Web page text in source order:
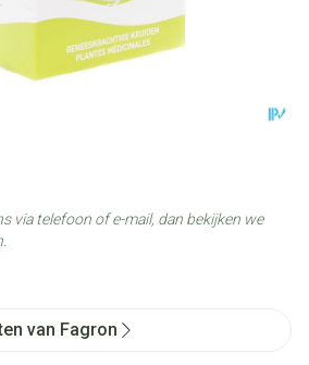
via telefoon of e-mail, dan bekijken we
van Fagron